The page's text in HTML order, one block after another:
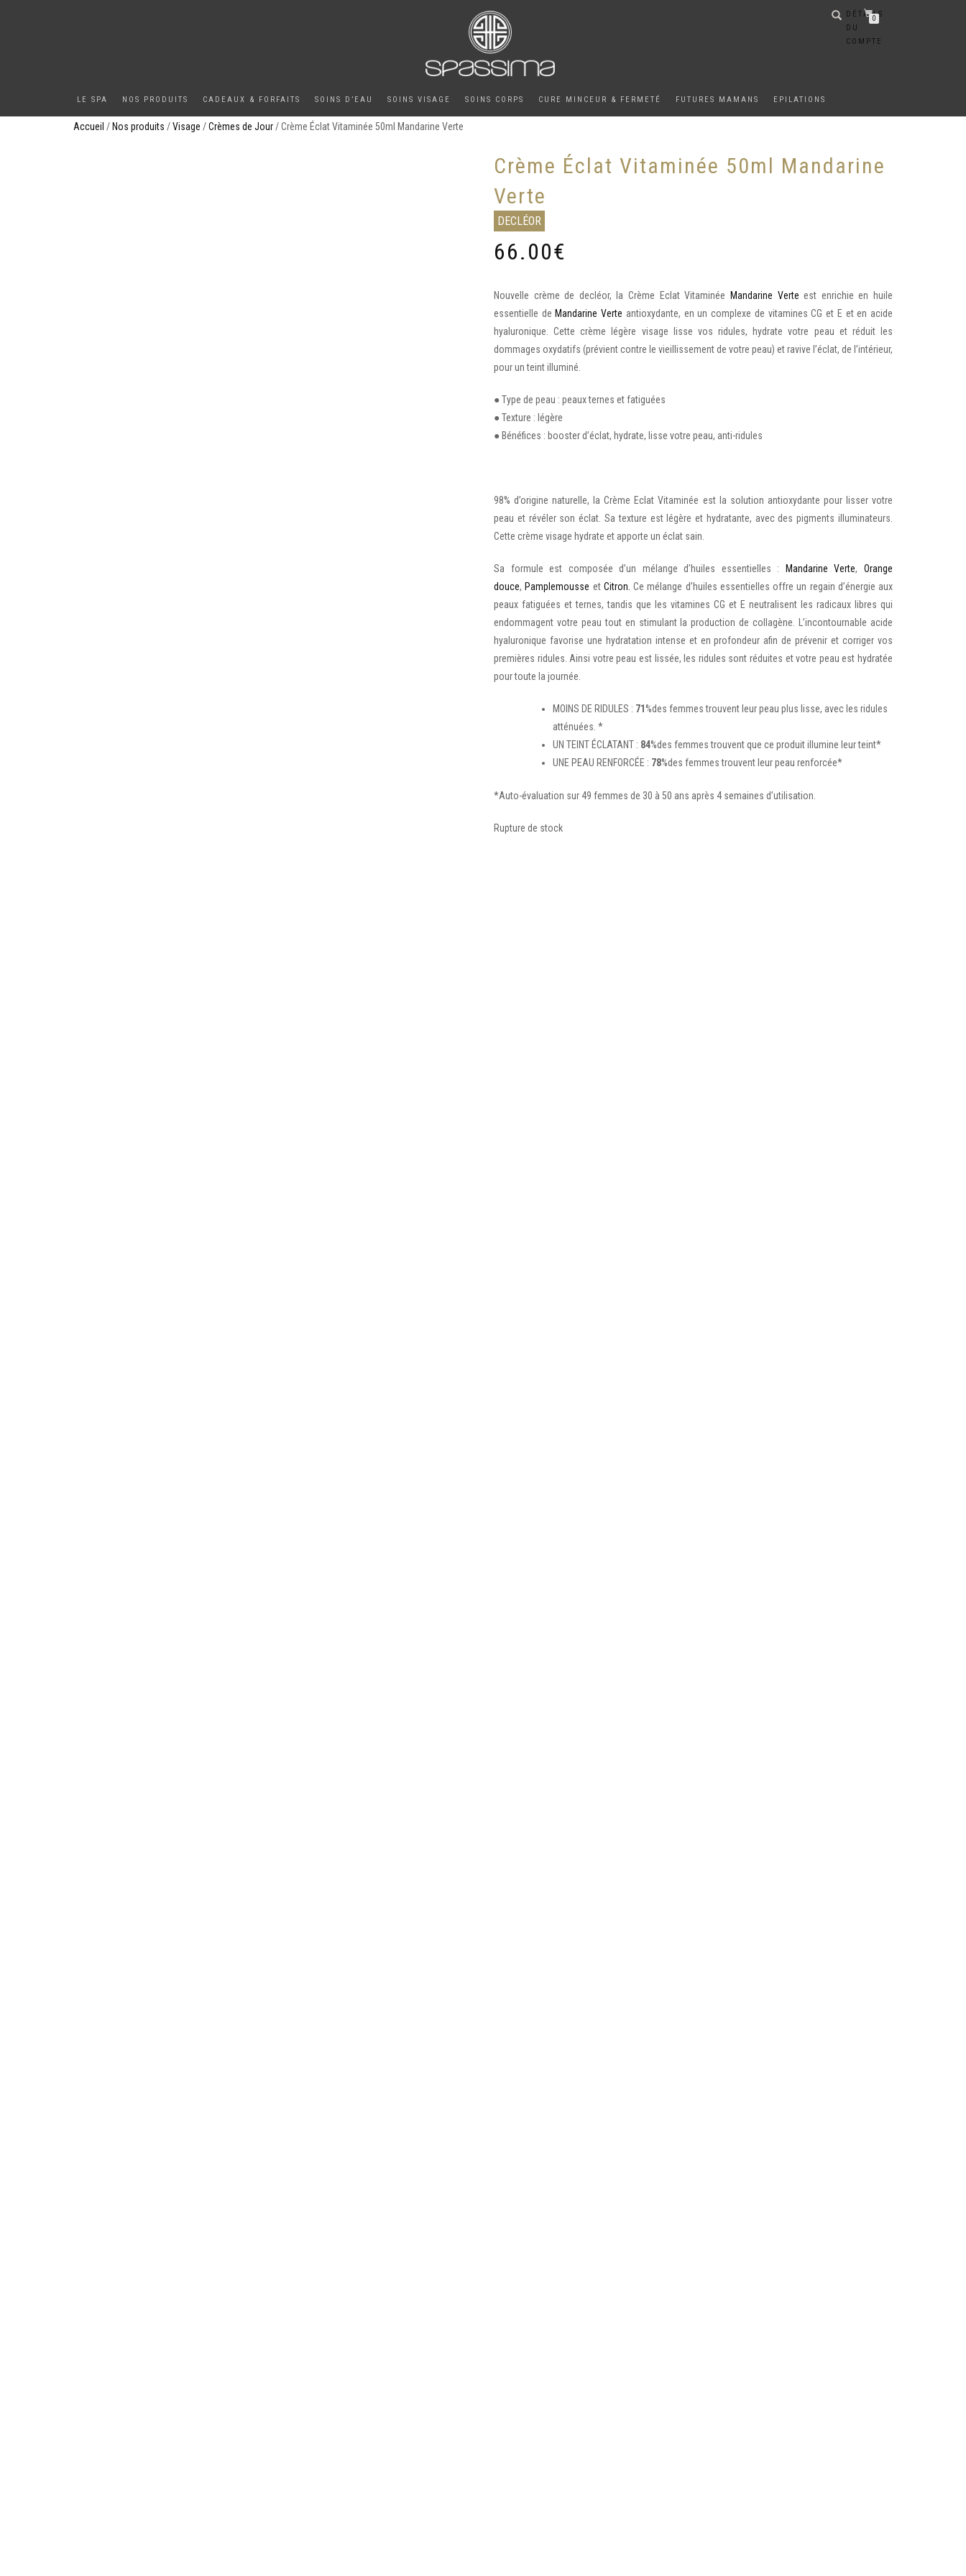
DÉTAILS
DU
COMPTE
0
LE SPA NOS PRODUITS CADEAUX & FORFAITS SOINS D’EAU SOINS VISAGE SOINS CORPS CURE MINCEUR & FERMETÉ FUTURES MAMANS EPILATIONS
Accueil / Nos produits /Visage /Crèmes de Jour/ Crème Éclat Vitaminée 50ml Mandarine Verte
Crème Éclat Vitaminée 50ml Mandarine
Verte
DECLÉOR
66.00€
Nouvelle crème de decléor, la Crème Eclat Vitaminée Mandarine Verte est enrichie en huile
essentielle de Mandarine Verte antioxydante, en un complexe de vitamines CG et E et en acide
hyaluronique. Cette crème légère visage lisse vos ridules, hydrate votre peau et réduit les
dommages oxydatifs (prévient contre le vieillissement de votre peau) et ravive l’éclat, de l’intérieur,
pour un teint illuminé.
● Type de peau : peaux ternes et fatiguées
● Texture : légère
● Bénéfices : booster d’éclat, hydrate, lisse votre peau, anti-ridules
98% d’origine naturelle, la Crème Eclat Vitaminée est la solution antioxydante pour lisser votre
peau et révéler son éclat. Sa texture est légère et hydratante, avec des pigments illuminateurs.
Cette crème visage hydrate et apporte un éclat sain.
Sa formule est composée d’un mélange d’huiles essentielles : Mandarine Verte,Orange
douce, Pamplemousse et Citron. Ce mélange d’huiles essentielles offre un regain d’énergie aux
peaux fatiguées et ternes, tandis que les vitamines CG et E neutralisent les radicaux libres qui
endommagent votre peau tout en stimulant la production de collagène. L’incontournable acide
hyaluronique favorise une hydratation intense et en profondeur afin de prévenir et corriger vos
premières ridules. Ainsi votre peau est lissée, les ridules sont réduites et votre peau est hydratée
pour toute la journée.
MOINS DE RIDULES : 71%des femmes trouvent leur peau plus lisse, avec les ridules
atténuées. *
UN TEINT ÉCLATANT : 84%des femmes trouvent que ce produit illumine leur teint*
UNE PEAU RENFORCÉE : 78%des femmes trouvent leur peau renforcée*
*Auto-évaluation sur 49 femmes de 30 à 50 ans après 4 semaines d’utilisation.
Rupture de stock